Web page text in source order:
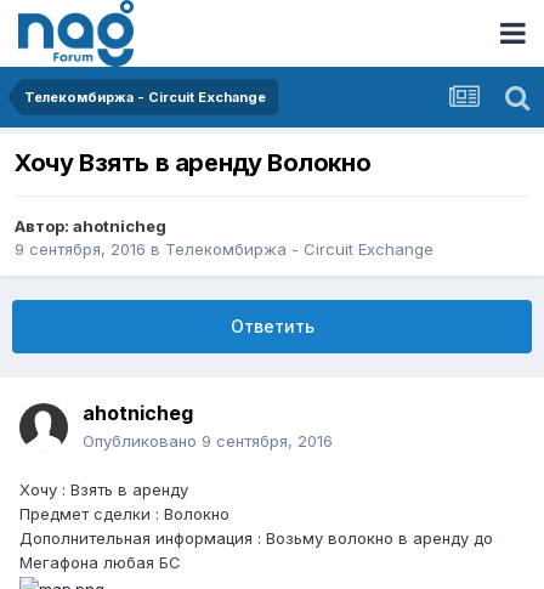
Телекомбиржа - Circuit Exchange
Хочу Взять в аренду Волокно
Автор: ahotnicheg
9 сентября, 2016 в Телекомбиржа - Circuit Exchange
Ответить
ahotnicheg
Опубликовано 9 сентября, 2016
Хочу : Взять в аренду
Предмет сделки : Волокно
Дополнительная информация : Возьму волокно в аренду до
Мегафона любая БС